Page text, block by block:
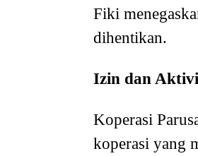
Fiki
dihentikan.
Izin dan
Koperasi
koperasi yang